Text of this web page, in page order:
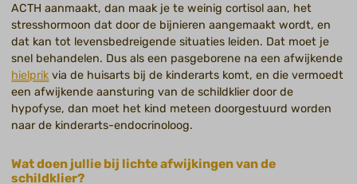
ACTH aanmaakt, dan maak je te weinig cortisol aan, het
stresshormoon dat door de bijnieren aangemaakt wordt, en
dat kan tot levensbedreigende situaties leiden. Dat moet je
snel behandelen. Dus als een pasgeborene na een afwijkende
hielprik via de huisarts bij de kinderarts komt, en die vermoedt
een afwijkende aansturing van de schildklier door de
hypofyse, dan moet het kind meteen doorgestuurd worden
naar de kinderarts-endocrinoloog.
Wat doen jullie bij lichte afwijkingen van de
schildklier?